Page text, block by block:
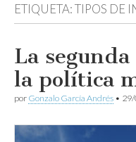
ETIQUETA:TIPOS DE
La
la política
por Gonzalo García Andrés •